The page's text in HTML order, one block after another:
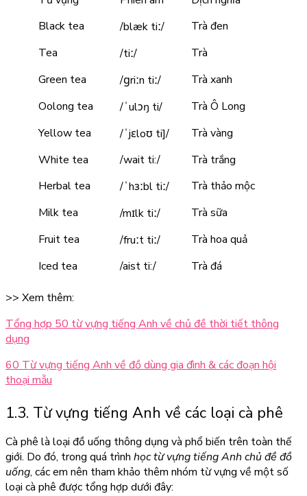
Black tea
/blæk tiː/
Trà đen
Tea
/tiː/
Trà
Green tea
/ɡriːn tiː/
Trà xanh
Oolong tea
/ˈulɔŋ ti/
Trà Ô Long
Yellow tea
/ˈjɛloʊ ti]/
Trà vàng
White tea
/wait ti:/
Trà trắng
Herbal tea
/ˈhɜːbl tiː/
Trà thảo mộc
Milk tea
/mɪlk tiː/
Trà sữa
Fruit tea
/fruːt tiː/
Trà hoa quả
Iced tea
/aist ti:/ Trà đá
>> Xem thêm:
Tổng hợp 50 từ vựng tiếng Anh về chủ đề thời tiết thông
dụng
60 Từ vựng tiếng Anh về đồ dùng gia đình & các đoạn hội
thoại mẫu
1.3. Từ vựng tiếng Anh về các loại cà phê
Cà phê là loại đồ uống thông dụng và phổ biến trên toàn thế
giới. Do đó, trong quá trình học từ vựng tiếng Anh chủ đề đồ
uống, các em nên tham khảo thêm nhóm từ vựng về một số
loại cà phê được tổng hợp dưới đây: